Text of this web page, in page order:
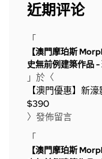
近期评论
「
【澳門摩珀斯
史無前例建築作品
」於〈
【澳門優惠】新
$390
〉發佈留言
「
【澳門摩珀斯